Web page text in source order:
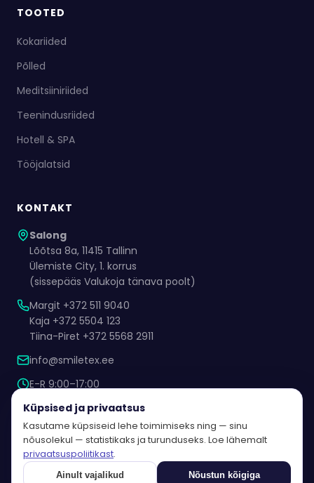
TOOTED
Kokariided
Põlled
Meditsiiniriided
Teenindusriided
Hotell & SPA
Tööjalatsid
KONTAKT
Salong
Lõõtsa 8a, 11415 Tallinn
Ülemiste City, 1. korrus
(sissepääs Valukoja tänava poolt)
Margit +372 511 9040
Kaja +372 5504 123
Tiina-Piret +372 5568 2911
info@smiletex.ee
E-R 9:00–17:00
© 2026 Smiletex OÜ. Kõik õigused kaitstud.
Küpsised ja privaatsus
Kasutame küpsiseid lehe toimimiseks ning — sinu
nõusolekul — statistikaks ja turunduseks. Loe lähemalt
privaatsuspoliitikast.
Ainult vajalikud Nõustun kõigiga